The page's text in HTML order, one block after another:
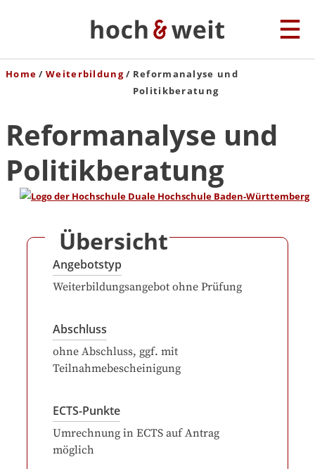
Home Weiterbildung
Reformanalyse und
Politikberatung
Reformanalyse und
Politikberatung
Übersicht
Angebotstyp
Weiterbildungsangebot ohne Prüfung
Abschluss
ohne Abschluss, ggf. mit
Teilnahmebescheinigung
ECTS-Punkte
Umrechnung in ECTS auf Antrag
möglich